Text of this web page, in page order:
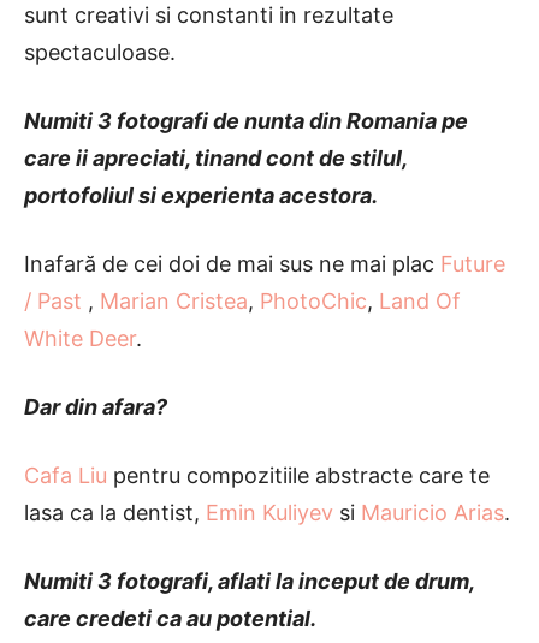
sunt creativi si constanti in rezultate
spectaculoase.
Numiti 3 fotografi de nunta din Romania pe
care ii apreciati, tinand cont de stilul,
portofoliul si experienta acestora.
Inafară de cei doi de mai sus ne mai plac Future
/ Past , Marian Cristea, PhotoChic, Land Of
White Deer.
Dar din afara?
Cafa Liu pentru compozitiile abstracte care te
lasa ca la dentist, Emin Kuliyev si Mauricio Arias.
Numiti 3 fotografi, aflati la inceput de drum,
care credeti ca au potential.